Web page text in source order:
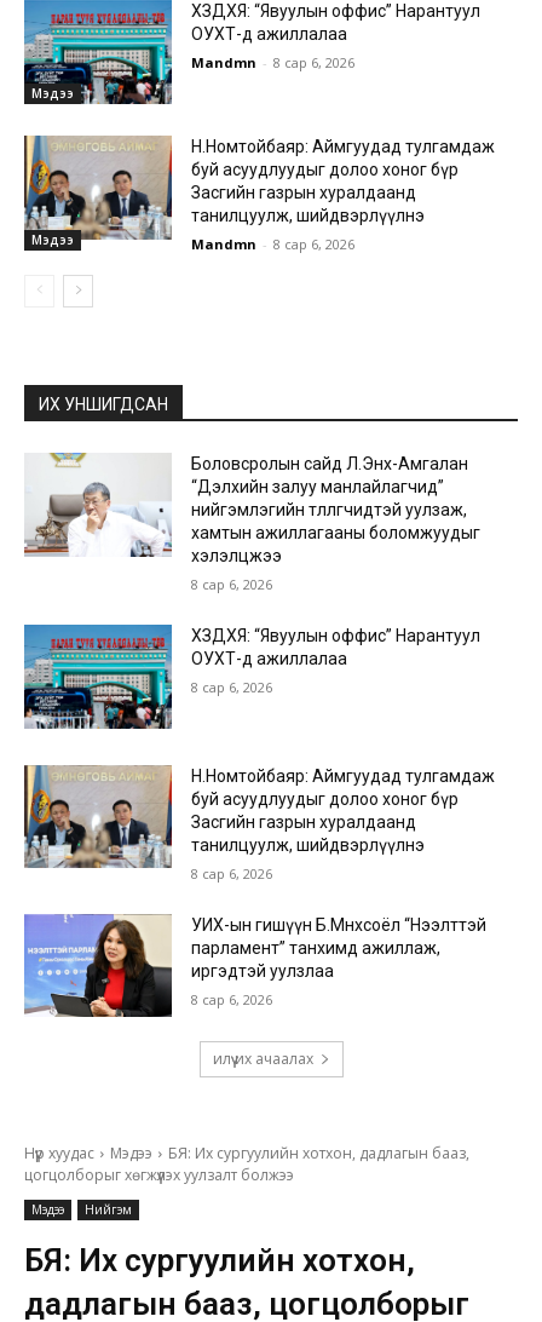
Мэдээ
ХЗДХЯ: “Явуулын оффис” Нарантуул
ОУХТ-д ажиллалаа
Mandmn - 8 сар 6, 2026
Мэдээ
Н.Номтойбаяр: Аймгуудад тулгамдаж
буй асуудлуудыг долоо хоног бүр
Засгийн газрын хуралдаанд
танилцуулж, шийдвэрлүүлнэ
Mandmn - 8 сар 6, 2026
ИХ УНШИГДСАН
Боловсролын сайд Л.Энх-Амгалан
“Дэлхийн залуу манлайлагчид”
нийгэмлэгийн төлөөлөгчидтэй уулзаж,
хамтын ажиллагааны боломжуудыг
хэлэлцжээ
8 сар 6, 2026
ХЗДХЯ: “Явуулын оффис” Нарантуул
ОУХТ-д ажиллалаа
8 сар 6, 2026
Н.Номтойбаяр: Аймгуудад тулгамдаж
буй асуудлуудыг долоо хоног бүр
Засгийн газрын хуралдаанд
танилцуулж, шийдвэрлүүлнэ
8 сар 6, 2026
УИХ-ын гишүүн Б.Мөнхсоёл “Нээлттэй
парламент” танхимд ажиллаж,
иргэдтэй уулзлаа
8 сар 6, 2026
илүү их ачаалах